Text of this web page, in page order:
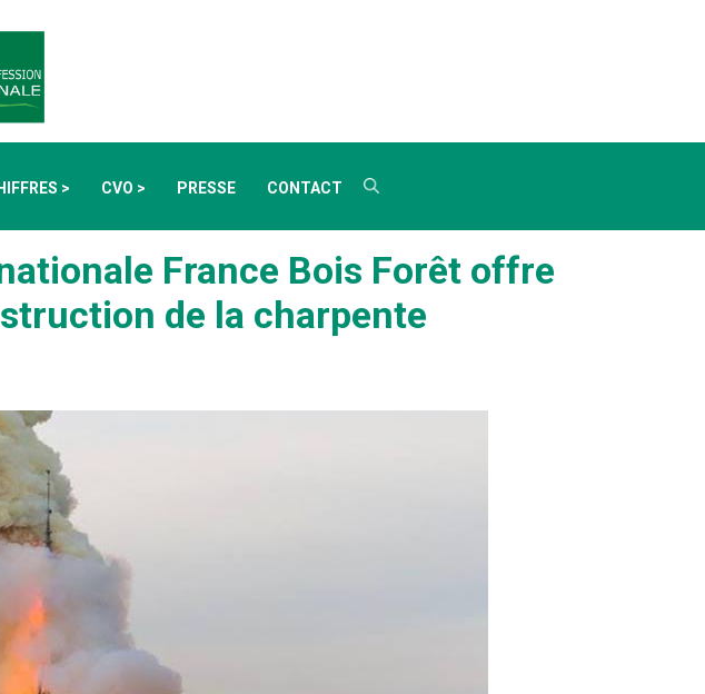
> CVO > PRESSE CONTACT
France Bois Forêt offre
de la charpente